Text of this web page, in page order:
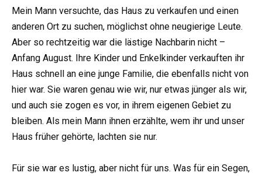
Mein Mann versuchte, das Haus zu verkaufen und einen
anderen Ort zu suchen, möglichst ohne neugierige Leute.
Aber so rechtzeitig war die lästige Nachbarin nicht –
Anfang August. Ihre Kinder und Enkelkinder verkauften ihr
Haus schnell an eine junge Familie, die ebenfalls nicht von
hier war. Sie waren genau wie wir, nur etwas jünger als wir,
und auch sie zogen es vor, in ihrem eigenen Gebiet zu
bleiben. Als mein Mann ihnen erzählte, wem ihr und unser
Haus früher gehörte, lachten sie nur.
Für sie war es lustig, aber nicht für uns. Was für ein Segen,